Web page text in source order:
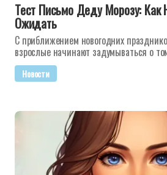
Тест Письмо Деду Морозу: Как
Ожидать
С приближением новогодних
взрослые начинают задумываться о
Новости